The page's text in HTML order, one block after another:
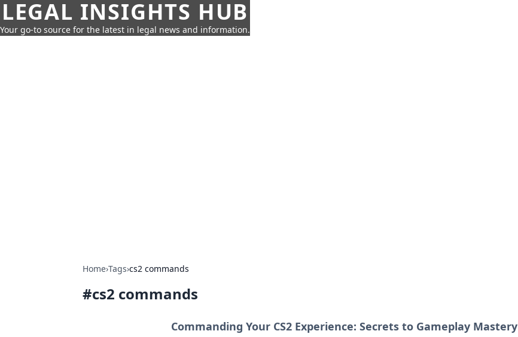
LEGAL INSIGHTS HUB
Your go-to source for the latest in legal news and information.
Home›Tags›cs2 commands
#cs2 commands
Commanding Your CS2 Experience: Secrets to Gameplay Mastery